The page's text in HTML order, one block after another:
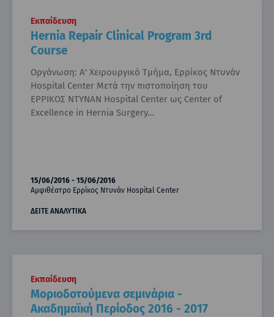
Εκπαίδευση
Hernia Repair Clinical Program 3rd
Course
Οργάνωση: Α' Χειρουργικό Τμήμα, Ερρίκος Ντυνάν
Hospital Center Μετά την πιστοποίηση του
ΕΡΡΙΚΟΣ ΝΤΥΝΑΝ Hospital Center ως Center of
Excellence in Hernia Surgery…
15/06/2016 - 15/06/2016
Αμφιθέατρο Ερρίκος Ντυνάν Hospital Center
ΔΕΙΤΕ ΑΝΑΛΥΤΙΚΑ
Εκπαίδευση
Μοριοδοτούμενα σεμινάρια -
Ακαδημαϊκή Περίοδος 2016 - 2017